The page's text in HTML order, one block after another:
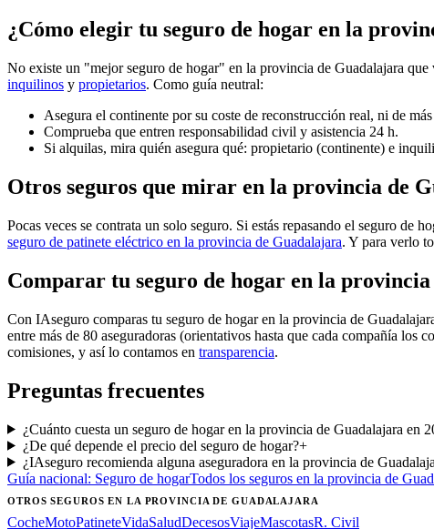
¿Cómo elegir tu seguro de hogar en la
No existe un "mejor seguro de hogar" en la provincia de Guadalajara que
inquilinos y propietarios. Como guía neutral:
Asegura el continente por su coste de reconstrucción real, ni de
Comprueba que entren responsabilidad civil y asistencia 24 h.
Si alquilas, mira quién asegura qué: propietario (continente) e
Otros seguros que mirar en la provincia de
Pocas veces se contrata un solo seguro. Si estás repasando el seguro de
seguro de patinete eléctrico en la provincia de Guadalajara. Y para verlo
Comparar tu seguro de hogar en la
Con IAseguro comparas tu seguro de hogar en la provincia de
entre más de 80 aseguradoras (orientativos hasta que cada compañía
comisiones, y así lo contamos en transparencia.
Preguntas frecuentes
¿Cuánto cuesta un seguro de hogar en la provincia de Guadalajara en
¿De qué depende el precio del seguro de hogar?+
¿IAseguro recomienda alguna aseguradora en la provincia de
Guía nacional: Seguro de hogarTodos los seguros en la provincia de
OTROS SEGUROSEN LA PROVINCIA DE GUADALAJARA
CocheMotoPatineteVidaSaludDecesosViajeMascotasR. Civil